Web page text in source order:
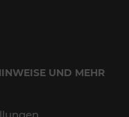
UND MEHR